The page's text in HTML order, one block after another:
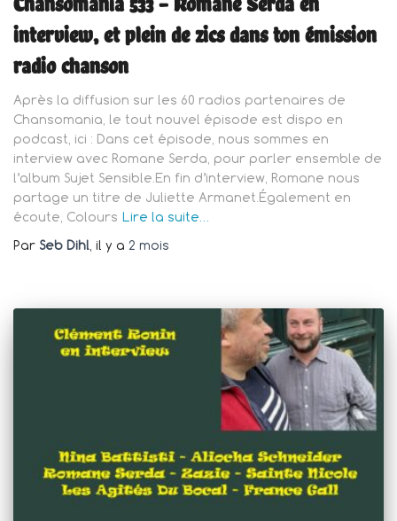
interview, et plein de zics dans ton émission
radio chanson
Après la diffusion sur les 60 radios partenaires de
Chansomania, le tout nouvel épisode est dispo en
podcast, ici : Dans cet épisode, nous sommes en
interview avec Romane Serda, pour parler ensemble de
l’album Sujet Sensible.En fin d’interview, Romane nous
partage un titre de Juliette Armanet.Également en
écoute, Colours Lire la suite…
Par Seb Dihl , il y a 2 mois